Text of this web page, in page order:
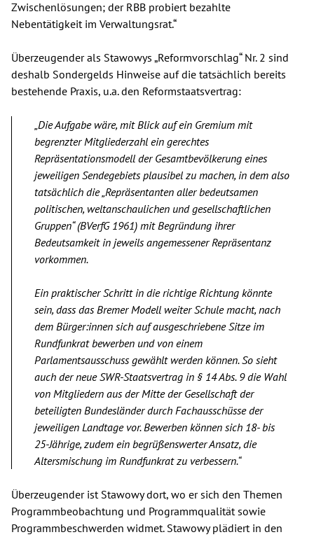
Zwischenlösungen; der RBB probiert bezahlte
Nebentätigkeit im Verwaltungsrat.“
Überzeugender als Stawowys „Reformvorschlag“ Nr. 2 sind
deshalb Sondergelds Hinweise auf die tatsächlich bereits
bestehende Praxis, u.a. den Reformstaatsvertrag:
„Die Aufgabe wäre, mit Blick auf ein Gremium mit
begrenzter Mitgliederzahl ein gerechtes
Repräsentationsmodell der Gesamtbevölkerung eines
jeweiligen Sendegebiets plausibel zu machen, in dem also
tatsächlich die „Repräsentanten aller bedeutsamen
politischen, weltanschaulichen und gesellschaftlichen
Gruppen“ (BVerfG 1961) mit Begründung ihrer
Bedeutsamkeit in jeweils angemessener Repräsentanz
vorkommen.
Ein praktischer Schritt in die richtige Richtung könnte
sein, dass das Bremer Modell weiter Schule macht, nach
dem Bürger:innen sich auf ausgeschriebene Sitze im
Rundfunkrat bewerben und von einem
Parlamentsausschuss gewählt werden können. So sieht
auch der neue SWR-Staatsvertrag in § 14 Abs. 9 die Wahl
von Mitgliedern aus der Mitte der Gesellschaft der
beteiligten Bundesländer durch Fachausschüsse der
jeweiligen Landtage vor. Bewerben können sich 18- bis
25-Jährige, zudem ein begrüßenswerter Ansatz, die
Altersmischung im Rundfunkrat zu verbessern.“
Überzeugender ist Stawowy dort, wo er sich den Themen
Programmbeobachtung und Programmqualität sowie
Programmbeschwerden widmet. Stawowy plädiert in den